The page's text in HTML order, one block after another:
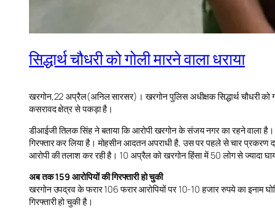
सिद्धार्थ चौधरी को गोली मारने वाला धराया
खरगोन,22 अप्रैल(अनिल सारसर)। खरगोन पुलिस अधीक्षक सिद्धार्थ चौधरी को
कसरावद क्षेत्र से पकड़ा है।
डीआईजी तिलक सिंह ने बताया कि आरोपी खरगोन के संजय नगर का रहने वाला
गिरफ्तार कर लिया है। मोहसीन आदतन अपराधी है, उस पर पहले से चार
आरोपी की तलाश कर रही है। 10 अप्रैल को खरगोन हिंसा में 50 लोग से ज्यादा
अब तक 159 आरोपियों की गिरफ्तारी हो चुकी
खरगोन उपद्रव के फरार 106 फरार आरोपियों पर 10-10 हजार रुपये का इनाम
गिरफ्तारी हो चुकी है।